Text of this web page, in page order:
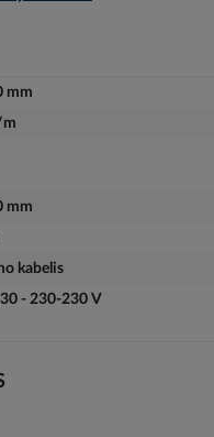
mm
mm
kabelis
- 230-230 V